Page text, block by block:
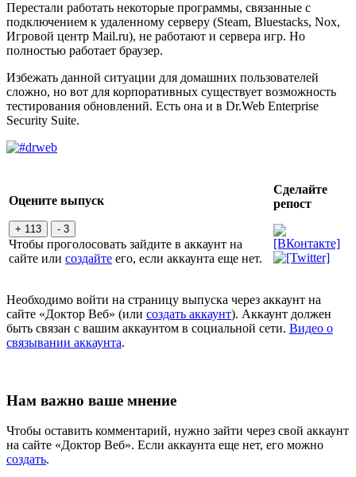
Перестали работать некоторые программы, связанные с
подключением к удаленному серверу (Steam, Bluestacks, Nox,
Игровой центр Mail.ru), не работают и сервера игр. Но
полностью работает браузер.
Избежать данной ситуации для домашних пользователей
сложно, но вот для корпоративных существует возможность
тестирования обновлений. Есть она и в Dr.Web Enterprise
Security Suite.
Оцените выпуск
+ 113 - 3
Чтобы проголосовать зайдите в аккаунт на
сайте или создайте его, если аккаунта еще нет.
Сделайте
репост
Необходимо войти на страницу выпуска через аккаунт на
сайте «Доктор Веб» (или создать аккаунт). Аккаунт должен
быть связан с вашим аккаунтом в социальной сети. Видео о
связывании аккаунта.
Нам важно ваше мнение
Чтобы оставить комментарий, нужно зайти через свой аккаунт
на сайте «Доктор Веб». Если аккаунта еще нет, его можно
создать.